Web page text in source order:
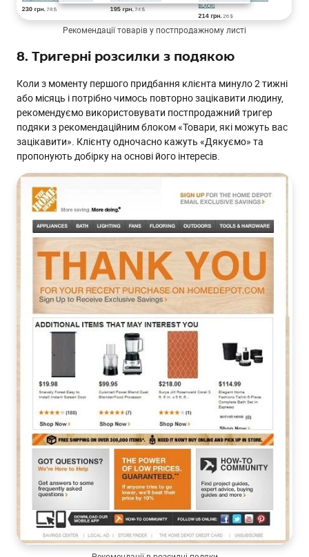
Рекомендації товарів у постпродажному листі
8. Тригерні розсилки з подякою
Коли з моменту першого придбання клієнта минуло 2 тижні
або місяць і потрібно чимось повторно зацікавити людину,
рекомендуємо використовувати постпродажний тригер
подяки з рекомендаційним блоком «Товари, які можуть вас
зацікавити». Клієнту одночасно кажуть «Дякуємо» та
пропонують добірку на основі його інтересів.